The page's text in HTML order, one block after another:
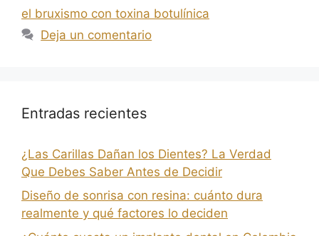
el bruxismo con toxina botulínica
Deja un comentario
Entradas recientes
¿Las Carillas Dañan los Dientes? La Verdad
Que Debes Saber Antes de Decidir
Diseño de sonrisa con resina: cuánto dura
realmente y qué factores lo deciden